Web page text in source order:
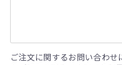
ご注文に関するお問い合わせ